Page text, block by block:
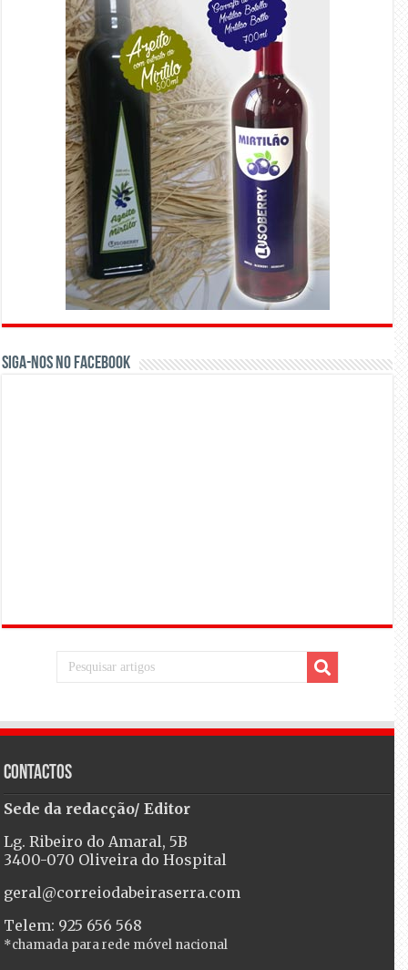
Siga-nos no Facebook
Contactos
Sede da redacção/ Editor
Lg. Ribeiro do Amaral, 5B
3400-070 Oliveira do Hospital
geral@correiodabeiraserra.com
Telem: 925 656 568
*chamada para rede móvel nacional